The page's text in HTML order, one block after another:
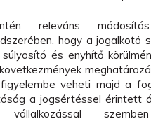
releváns
hogy a jogalkotó
súlyosító és enyhítő
veheti majd a
a jogsértéssel érintett